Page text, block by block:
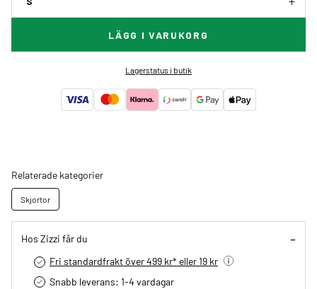
LÄGG I VARUKORG
Lagerstatus i butik
Relaterade kategorier
Skjortor
Hos Zizzi får du
Fri standardfrakt över 499 kr* eller 19 kr
Snabb leverans: 1-4 vardagar